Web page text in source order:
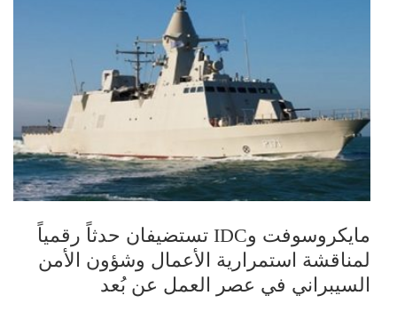
مايكروسوفت وIDC تستضيفان حدثاً رقمياً
لمناقشة استمرارية الأعمال وشؤون الأمن
السيبراني في عصر العمل عن بُعد